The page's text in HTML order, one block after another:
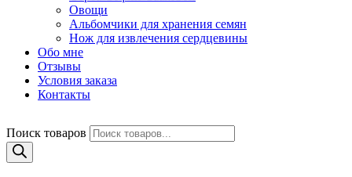
Овощи
Альбомчики для хранения семян
Нож для извлечения сердцевины
Обо мне
Отзывы
Условия заказа
Контакты
Поиск товаров